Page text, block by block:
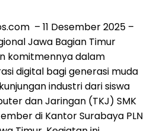
– 11 Desember 2025 –
Jawa Bagian Timur
komitmennya dalam
digital bagi generasi muda
industri dari siswa
dan Jaringan (TKJ) SMK
di Kantor Surabaya PLN